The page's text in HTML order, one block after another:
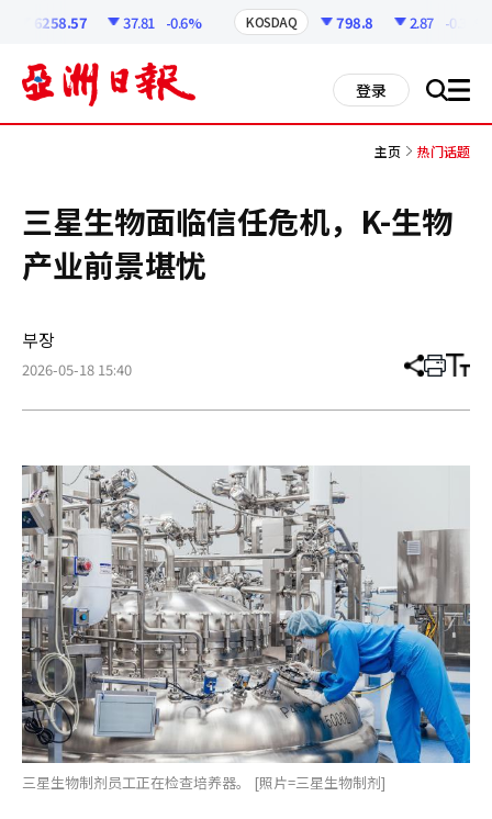
6258.57 37.81 -0.6% KOSDAQ 798.8 2.87 -0.36%
登录 搜 all
主页 热门话题
三星生物面临信任危机，K-生物
产业前景堪忧
부장
2026-05-18 15:40 分
章
打 调
小
三星生物制剂员工正在检查培养器。 [照片=三星生物制剂]